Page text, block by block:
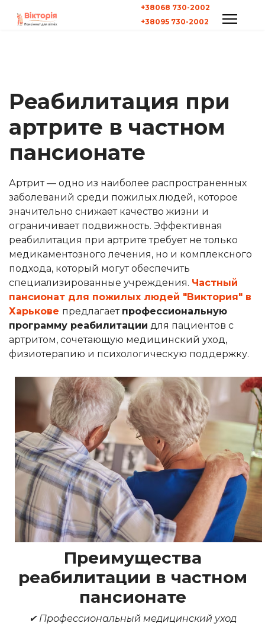
+38068 730-2002
+38095 730-2002
Реабилитация при
артрите в частном
пансионате
Артрит — одно из наиболее распространенных
заболеваний среди пожилых людей, которое
значительно снижает качество жизни и
ограничивает подвижность. Эффективная
реабилитация при артрите требует не только
медикаментозного лечения, но и комплексного
подхода, который могут обеспечить
специализированные учреждения. Частный
пансионат для пожилых людей "Виктория" в
Харькове предлагает профессиональную
программу реабилитации для пациентов с
артритом, сочетающую медицинский уход,
физиотерапию и психологическую поддержку.
Преимущества
реабилитации в частном
пансионате
✔ Профессиональный медицинский уход